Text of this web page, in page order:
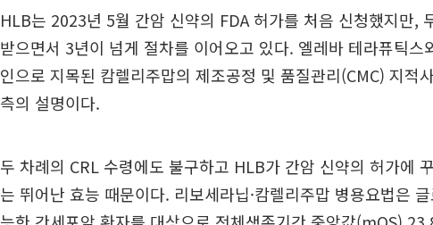
HLB는 2023년 5월 간암 신약의 FDA 허가를 처음 신청했지만,
받으면서 3년이 넘게 절차를 이어오고 있다. 엘레바 테라퓨틱스
인으로 지목된 캄렐리주맙의 제조공정 및 품질관리(CMC) 지적
측의 설명이다.
두 차례의 CRL 수령에도 불구하고 HLB가 간암 신약의 허가에
는 뛰어난 효능 때문이다. 리보세라닙·캄렐리주맙 병용요법은